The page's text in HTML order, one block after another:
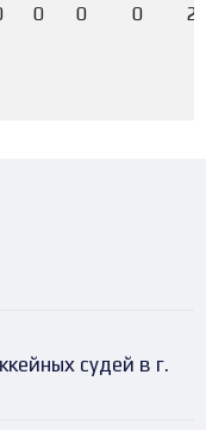
0 0 0
судей в г.